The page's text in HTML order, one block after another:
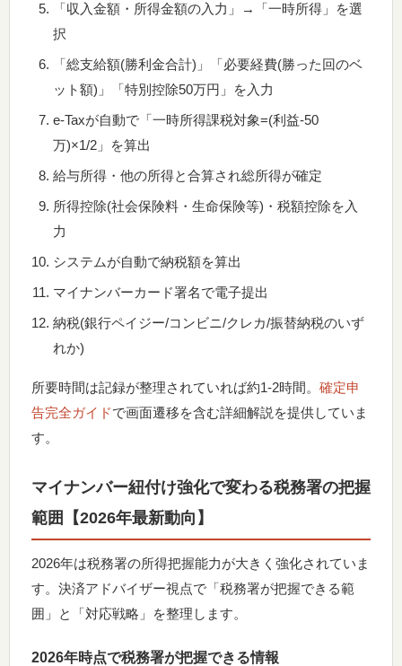
「収入金額・所得金額の入力」→「一時所得」を選
択
「総支給額(勝利金合計)」「必要経費(勝った回のベ
ット額)」「特別控除50万円」を入力
e-Taxが自動で「一時所得課税対象=(利益-50
万)×1/2」を算出
給与所得・他の所得と合算され総所得が確定
所得控除(社会保険料・生命保険等)・税額控除を入
力
システムが自動で納税額を算出
マイナンバーカード署名で電子提出
納税(銀行ペイジー/コンビニ/クレカ/振替納税のいず
れか)
所要時間は記録が整理されていれば約1-2時間。 確定申
告完全ガイドで画面遷移を含む詳細解説を提供していま
す。
マイナンバー紐付け強化で変わる税務署の把握
範囲【2026年最新動向】
2026年は税務署の所得把握能力が大きく強化されていま
す。決済アドバイザー視点で「税務署が把握できる範
囲」と「対応戦略」を整理します。
2026年時点で税務署が把握できる情報